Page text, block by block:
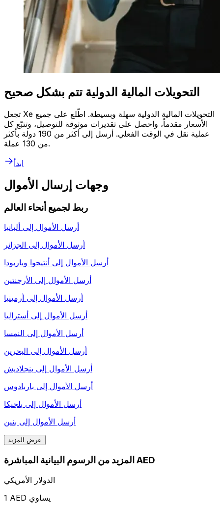
التحويلات المالية الدولية تتم بشكل صحيح
تجعل Xe التحويلات المالية الدولية سهلة وبسيطة. اطّلع على جميع
الأسعار مقدماً، واحصل على تقديرات موثوقة للتوصيل، وتتبّع كل
عملية نقل في الوقت الفعلي. أرسل إلى أكثر من 190 دولة بأكثر
من 130 عملة.
ابدأ
وجهات إرسال الأموال
ربط لجميع أنحاء العالم
أرسل الأموال إلى ألبانيا
أرسل الأموال إلى الجزائر
أرسل الأموال إلى أنتيجوا وباربودا
أرسل الأموال إلى الأرجنتين
أرسل الأموال إلى أرمينيا
أرسل الأموال إلى أستراليا
أرسل الأموال إلى النمسا
أرسل الأموال إلى البحرين
أرسل الأموال إلى بنجلاديش
أرسل الأموال إلى باربادوس
أرسل الأموال إلى بلجيكا
أرسل الأموال إلى بنين
عرض المزيد
المزيد من الرسوم البيانية المباشرة AED
الدولار الأمريكي
1 AED يساوي